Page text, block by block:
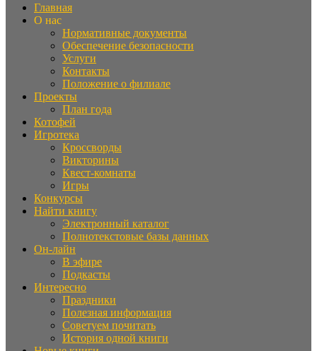
Главная
О нас
Нормативные документы
Обеспечение безопасности
Услуги
Контакты
Положение о филиале
Проекты
План года
Котофей
Игротека
Кроссворды
Викторины
Квест-комнаты
Игры
Конкурсы
Найти книгу
Электронный каталог
Полнотекстовые базы данных
Он-лайн
В эфире
Подкасты
Интересно
Праздники
Полезная информация
Советуем почитать
История одной книги